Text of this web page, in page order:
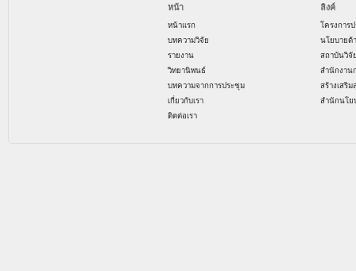
หน้า
หน้าแรก
บทความวิจัย
รายงาน
วิทยานิพนธ์
บทความจากการประชุม
เกี่ยวกับเรา
ติดต่อเรา
ลิงค์
โครงการ
นโยบายด้
สถาบันวิจั
สำนักงาน
สร้างเสริ
สำนักนโย